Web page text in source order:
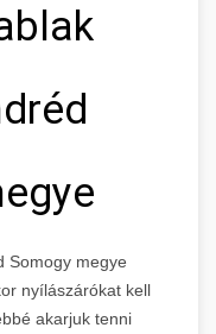
Somogy megye
nyílászárókat kell
akarjuk tenni